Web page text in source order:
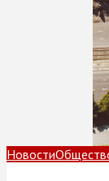
Новости